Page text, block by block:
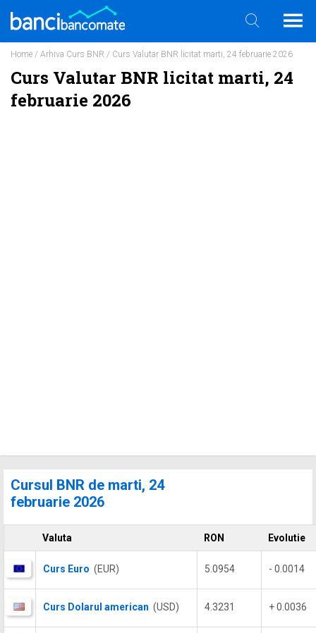
Home / Arhiva Curs BNR / Curs Valutar BNR licitat marti, 24 februarie 2026
Curs Valutar BNR licitat marti, 24
februarie 2026
Cursul BNR de marti, 24
februarie 2026
Valuta RON Evolutie
Curs Euro (EUR) 5.0954 - 0.0014
Curs Dolarul american (USD) 4.3231 + 0.0036